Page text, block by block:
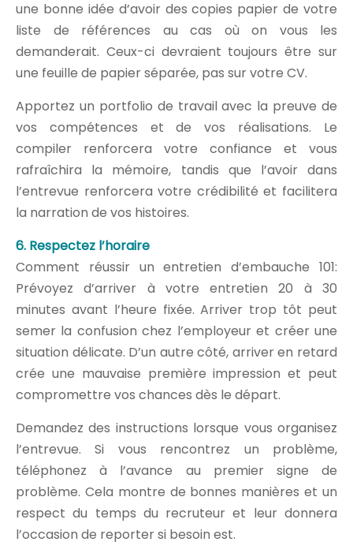
une bonne idée d’avoir des copies papier de votre
liste de références au cas où on vous les
demanderait. Ceux-ci devraient toujours être sur
une feuille de papier séparée, pas sur votre CV.
Apportez un portfolio de travail avec la preuve de
vos compétences et de vos réalisations. Le
compiler renforcera votre confiance et vous
rafraîchira la mémoire, tandis que l’avoir dans
l’entrevue renforcera votre crédibilité et facilitera
la narration de vos histoires.
6. Respectez l’horaire
Comment réussir un entretien d’embauche 101:
Prévoyez d’arriver à votre entretien 20 à 30
minutes avant l’heure fixée. Arriver trop tôt peut
semer la confusion chez l’employeur et créer une
situation délicate. D’un autre côté, arriver en retard
crée une mauvaise première impression et peut
compromettre vos chances dès le départ.
Demandez des instructions lorsque vous organisez
l’entrevue. Si vous rencontrez un problème,
téléphonez à l’avance au premier signe de
problème. Cela montre de bonnes manières et un
respect du temps du recruteur et leur donnera
l’occasion de reporter si besoin est.